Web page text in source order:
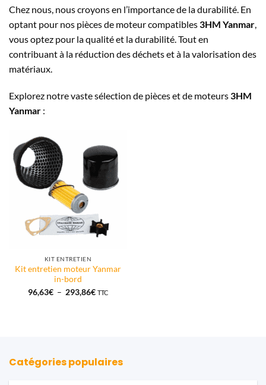
Chez nous, nous croyons en l’importance de la durabilité. En
optant pour nos pièces de moteur compatibles3HM Yanmar
vous optez pour la qualité et la durabilité. Tout en
contribuant à la réduction des déchets et à la valorisation des
matériaux.
Explorez notre vaste sélection de pièces et de moteurs3HM
Yanmar :
KIT ENTRETIEN
Kit entretien moteur Yanmar
in-bord
96,63€ – 293,86€Plage
TTC
Catégories populaires